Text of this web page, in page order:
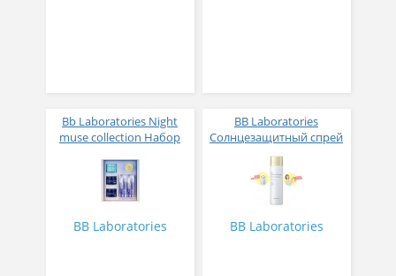
Bb Laboratories Night
muse collection Набор
Королева ночи
BB Laboratories
BB Laboratories
Солнцезащитный спрей
PH Protect UV SPF50 + PA
++++ Spray с
увлажняющими
компонентами 90 гр
BB Laboratories